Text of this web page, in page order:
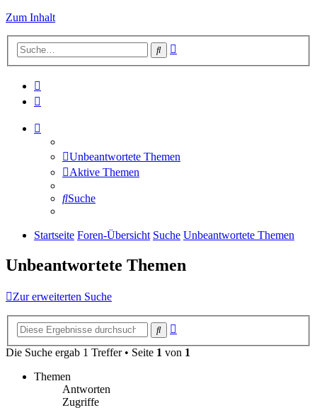
Zum Inhalt
Suche
Unbeantwortete Themen
Aktive Themen
Suche
Startseite Foren-Übersicht Suche Unbeantwortete Themen
Unbeantwortete Themen
Zur erweiterten Suche
Suche
Die Suche ergab 1 Treffer • Seite 1 von 1
Themen
Antworten
Zugriffe